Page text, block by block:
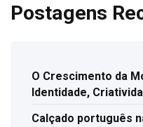
Postagens
O Crescimento da
Identidade,
Calçado português